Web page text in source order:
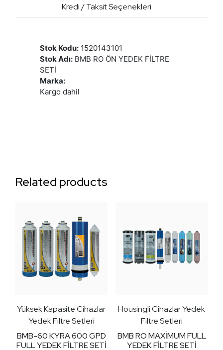
Kredi / Taksit Seçenekleri
Stok Kodu: 1520143101
Stok Adı: BMB RO ÖN YEDEK FİLTRE
SETİ
Marka:
Kargo dahil
Related products
Yüksek Kapasite Cihazlar
Yedek Filtre Setleri
BMB-60 KYRA 600 GPD
FULL YEDEK FİLTRE SETİ
Housingli Cihazlar Yedek
Filtre Setleri
BMB RO MAXİMUM FULL
YEDEK FİLTRE SETİ